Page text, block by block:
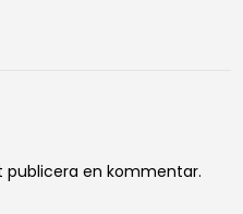
publicera en kommentar.